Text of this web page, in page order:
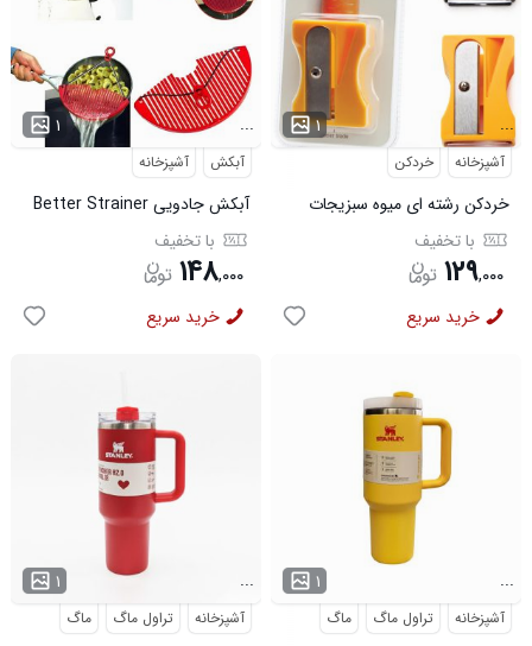
۱ ...
آبکش آشپزخانه
آبکش جادویی Better Strainer
با تخفیف
۱۴۸,۰۰۰
خرید سریع
۱ ...
آشپزخانه خردکن
خردکن رشته ای میوه سبزیجات
کاروتوبا تخفیف
۱۲۹,۰۰۰
خرید سریع
۱ ...
آشپزخانه تراول ماگ ماگ
۱ ...
آشپزخانه تراول ماگ ماگ